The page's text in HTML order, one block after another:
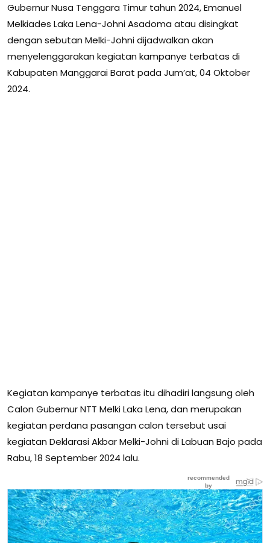
Gubernur Nusa Tenggara Timur tahun 2024, Emanuel
Melkiades Laka Lena-Johni Asadoma atau disingkat
dengan sebutan Melki-Johni dijadwalkan akan
menyelenggarakan kegiatan kampanye terbatas di
Kabupaten Manggarai Barat pada Jum’at, 04 Oktober
2024.
Kegiatan kampanye terbatas itu dihadiri langsung oleh
Calon Gubernur NTT Melki Laka Lena, dan merupakan
kegiatan perdana pasangan calon tersebut usai
kegiatan Deklarasi Akbar Melki-Johni di Labuan Bajo pada
Rabu, 18 September 2024 lalu.